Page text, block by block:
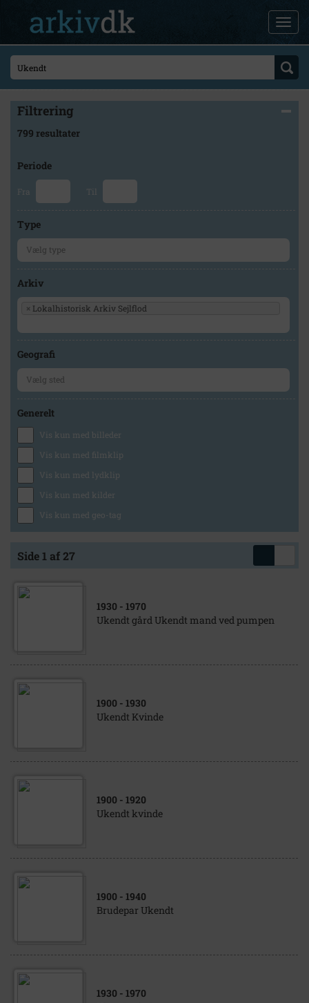
Filtrering
799 resultater
Periode
Fra Til
Type
Arkiv
× Lokalhistorisk Arkiv Sejlflod
Geografi
Generelt
Vis kun med billeder
Vis kun med filmklip
Vis kun med lydklip
Vis kun med kilder
Vis kun med geo-tag
Side 1 af 27
1930 - 1970
Ukendt gård Ukendt mand ved pumpen
1900 - 1930
Ukendt Kvinde
1900 - 1920
Ukendt kvinde
1900 - 1940
Brudepar Ukendt
1930 - 1970